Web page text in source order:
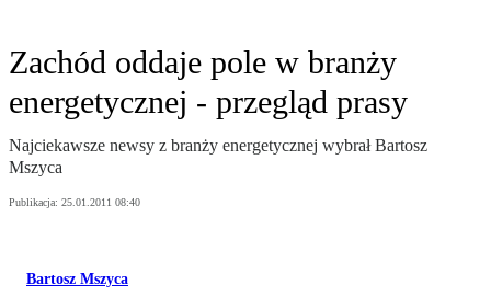
Zachód oddaje pole w branży
energetycznej - przegląd prasy
Najciekawsze newsy z branży energetycznej wybrał Bartosz
Mszyca
Publikacja: 25.01.2011 08:40
Bartosz Mszyca